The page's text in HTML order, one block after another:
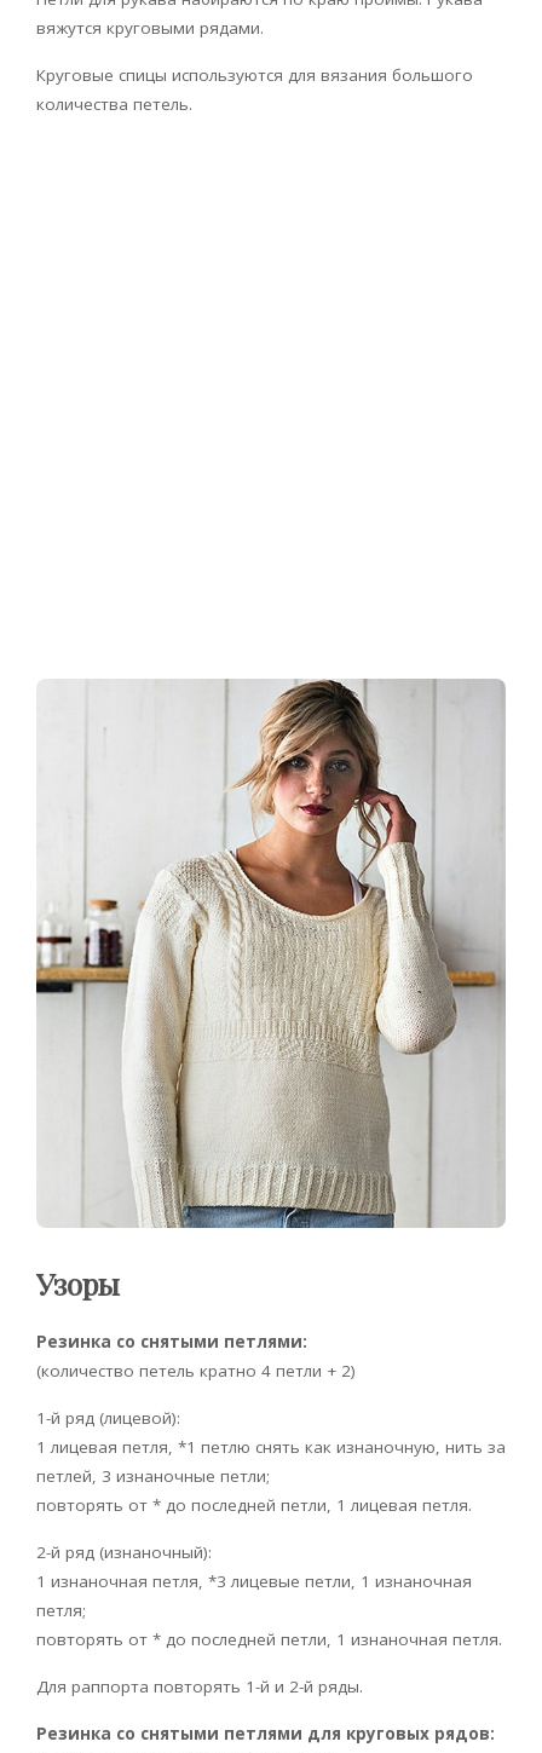
вяжутся круговыми рядами.
Круговые спицы используются для вязания большого
количества петель.
Узоры
Резинка со снятыми петлями:
(количество петель кратно 4 петли + 2)
1-й ряд (лицевой):
1 лицевая петля, *1 петлю снять как изнаночную, нить за
петлей, 3 изнаночные петли;
повторять от * до последней петли, 1 лицевая петля.
2-й ряд (изнаночный):
1 изнаночная петля, *3 лицевые петли, 1 изнаночная
петля;
повторять от * до последней петли, 1 изнаночная петля.
Для раппорта повторять 1-й и 2-й ряды.
Резинка со снятыми петлями для круговых рядов: